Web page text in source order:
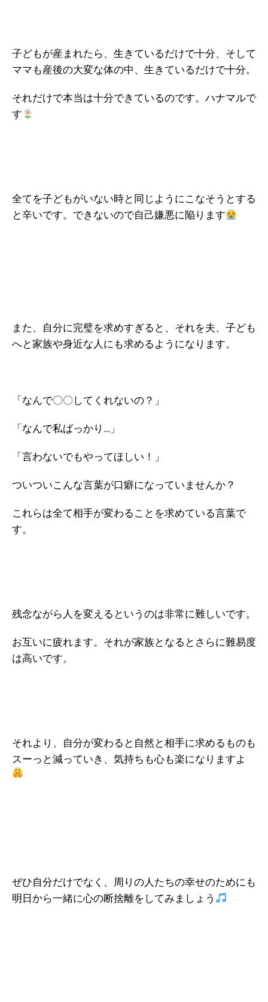
子どもが産まれたら、生きているだけで十分、そして
ママも産後の大変な体の中、生きているだけで十分。
それだけで本当は十分できているのです。ハナマルで
す
全てを子どもがいない時と同じようにこなそうとする
と辛いです。できないので自己嫌悪に陥ります
また、自分に完璧を求めすぎると、それを夫、子ども
へと家族や身近な人にも求めるようになります。
「なんで〇〇してくれないの？」
「なんで私ばっかり…」
「言わないでもやってほしい！」
ついついこんな言葉が口癖になっていませんか？
これらは全て相手が変わることを求めている言葉で
す。
残念ながら人を変えるというのは非常に難しいです。
お互いに疲れます。それが家族となるとさらに難易度
は高いです。
それより、自分が変わると自然と相手に求めるものも
スーっと減っていき、気持ちも心も楽になりますよ
ぜひ自分だけでなく、周りの人たちの幸せのためにも
明日から一緒に心の断捨離をしてみましょう